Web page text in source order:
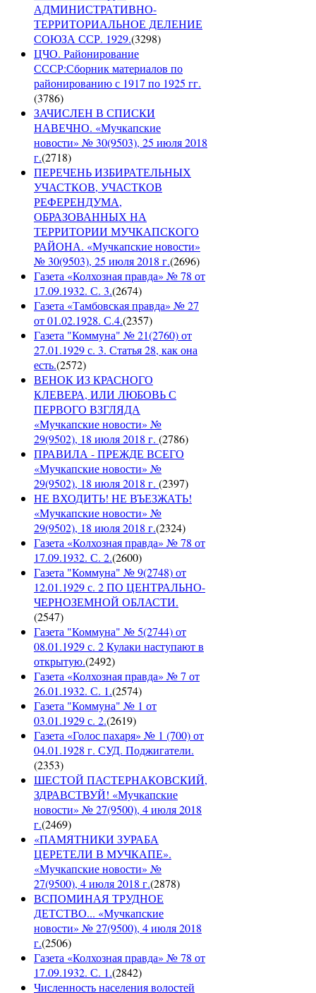
АДМИНИСТРАТИВНО-
ТЕРРИТОРИАЛЬНОЕ ДЕЛЕНИЕ
СОЮЗА ССР. 1929.(3298)
ЦЧО. Районирование
СССР:Сборник материалов по
районированию с 1917 по 1925 гг.
(3786)
ЗАЧИСЛЕН В СПИСКИ
НАВЕЧНО. «Мучкапские
новости» № 30(9503), 25 июля 2018
г.(2718)
ПЕРЕЧЕНЬ ИЗБИРАТЕЛЬНЫХ
УЧАСТКОВ, УЧАСТКОВ
РЕФЕРЕНДУМА,
ОБРАЗОВАННЫХ НА
ТЕРРИТОРИИ МУЧКАПСКОГО
РАЙОНА. «Мучкапские новости»
№ 30(9503), 25 июля 2018 г.(2696)
Газета «Колхозная правда» № 78 от
17.09.1932. С. 3.(2674)
Газета «Тамбовская правда» № 27
от 01.02.1928. С.4.(2357)
Газета "Коммуна" № 21(2760) от
27.01.1929 с. 3. Статья 28, как она
есть.(2572)
ВЕНОК ИЗ КРАСНОГО
КЛЕВЕРА, ИЛИ ЛЮБОВЬ С
ПЕРВОГО ВЗГЛЯДА
«Мучкапские новости» №
29(9502), 18 июля 2018 г. (2786)
ПРАВИЛА - ПРЕЖДЕ ВСЕГО
«Мучкапские новости» №
29(9502), 18 июля 2018 г. (2397)
НЕ ВХОДИТЬ! НЕ ВЪЕЗЖАТЬ!
«Мучкапские новости» №
29(9502), 18 июля 2018 г.(2324)
Газета «Колхозная правда» № 78 от
17.09.1932. С. 2.(2600)
Газета "Коммуна" № 9(2748) от
12.01.1929 с. 2 ПО ЦЕНТРАЛЬНО-
ЧЕРНОЗЕМНОЙ ОБЛАСТИ.
(2547)
Газета "Коммуна" № 5(2744) от
08.01.1929 с. 2 Кулаки наступают в
открытую.(2492)
Газета «Колхозная правда» № 7 от
26.01.1932. С. 1.(2574)
Газета "Коммуна" № 1 от
03.01.1929 с. 2.(2619)
Газета «Голос пахаря» № 1 (700) от
04.01.1928 г. СУД. Поджигатели.
(2353)
ШЕСТОЙ ПАСТЕРНАКОВСКИЙ,
ЗДРАВСТВУЙ! «Мучкапские
новости» № 27(9500), 4 июля 2018
г.(2469)
«ПАМЯТНИКИ ЗУРАБА
ЦЕРЕТЕЛИ В МУЧКАПЕ».
«Мучкапские новости» №
27(9500), 4 июля 2018 г.(2878)
ВСПОМИНАЯ ТРУДНОЕ
ДЕТСТВО... «Мучкапские
новости» № 27(9500), 4 июля 2018
г.(2506)
Газета «Колхозная правда» № 78 от
17.09.1932. С. 1.(2842)
Численность населения волостей